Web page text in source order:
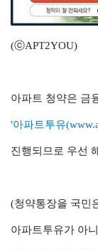
(ⓒAPT2YOU)
아파트 청약은 금
'아파트투유
진행되므로 우선
(청약통장을 국민
아파트투유가 아